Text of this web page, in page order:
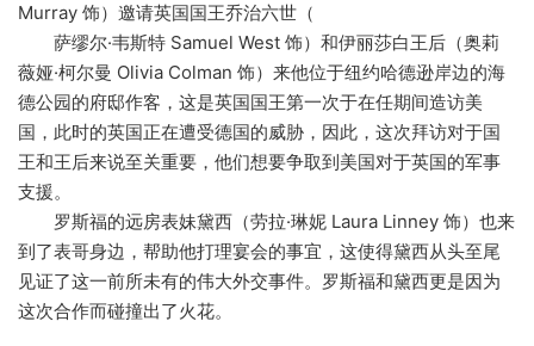
Murray 饰）邀请英国国王乔治六世（
萨缪尔·韦斯特 Samuel West 饰）和伊丽莎白王后（奥莉
薇娅·柯尔曼 Olivia Colman 饰）来他位于纽约哈德逊岸边的海
德公园的府邸作客，这是英国国王第一次于在任期间造访美
国，此时的英国正在遭受德国的威胁，因此，这次拜访对于国
王和王后来说至关重要，他们想要争取到美国对于英国的军事
支援。
罗斯福的远房表妹黛西（劳拉·琳妮 Laura Linney 饰）也来
到了表哥身边，帮助他打理宴会的事宜，这使得黛西从头至尾
见证了这一前所未有的伟大外交事件。罗斯福和黛西更是因为
这次合作而碰撞出了火花。